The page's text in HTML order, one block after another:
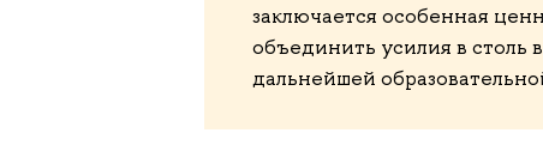
заключается особенная
объединить усилия в
дальнейшей